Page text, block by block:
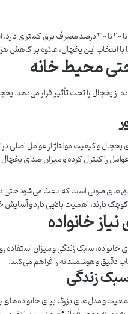
در مقایسه با برندهای معمولی، یخچال هایسنس تا
انتخاب این یخچال، علاوه بر کاهش
محیط خانه
از یخچال را تحت تأثیر قرار می‌دهد.
و کیفیت مونتاژ از عوامل اصلی
را کنترل کرده و میزان صدای
صوتی است که باعث می‌شود حتی در
دارند، اهمیت بالایی دارد و
خانواده
سبک زندگی و میزان استفاده
دقیق و هوشمندانه را فراهم می‌کند.
زندگی
و مدل‌های بزرگ برای خانواده‌های